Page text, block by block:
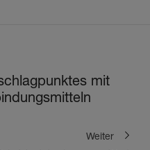
mit
Weiter